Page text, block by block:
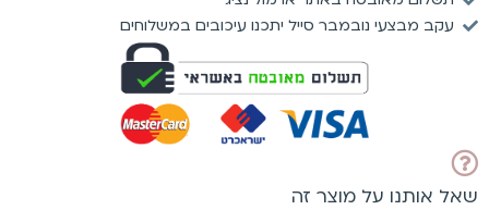
עקב מבצעי נובמבר סייל יתכנו עיכובים במשלוחים
שאל אותנו על מוצר זה